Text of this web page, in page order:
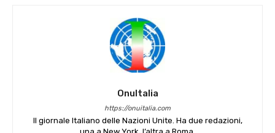
OnuItalia
https://onuitalia.com
Il giornale Italiano delle Nazioni Unite. Ha due redazioni,